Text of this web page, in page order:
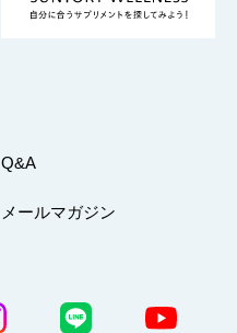
Q&A
メールマガジン